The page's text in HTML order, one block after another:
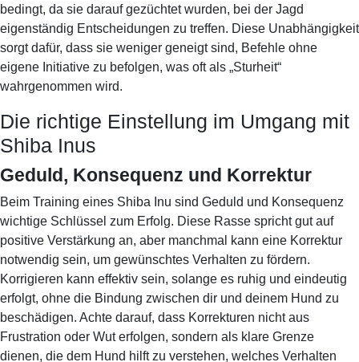
bedingt, da sie darauf gezüchtet wurden, bei der Jagd
eigenständig Entscheidungen zu treffen. Diese Unabhängigkeit
sorgt dafür, dass sie weniger geneigt sind, Befehle ohne
eigene Initiative zu befolgen, was oft als „Sturheit“
wahrgenommen wird.
Die richtige Einstellung im Umgang mit
Shiba Inus
Geduld, Konsequenz und Korrektur
Beim Training eines Shiba Inu sind Geduld und Konsequenz
wichtige Schlüssel zum Erfolg. Diese Rasse spricht gut auf
positive Verstärkung an, aber manchmal kann eine Korrektur
notwendig sein, um gewünschtes Verhalten zu fördern.
Korrigieren kann effektiv sein, solange es ruhig und eindeutig
erfolgt, ohne die Bindung zwischen dir und deinem Hund zu
beschädigen. Achte darauf, dass Korrekturen nicht aus
Frustration oder Wut erfolgen, sondern als klare Grenze
dienen, die dem Hund hilft zu verstehen, welches Verhalten